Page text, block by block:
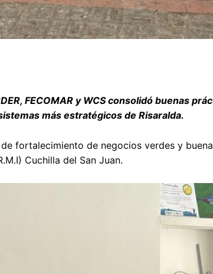
FECOMAR y WCS consolidó buenas
más estratégicos de Risaralda.
fortalecimiento de negocios verdes y
Cuchilla del San Juan.